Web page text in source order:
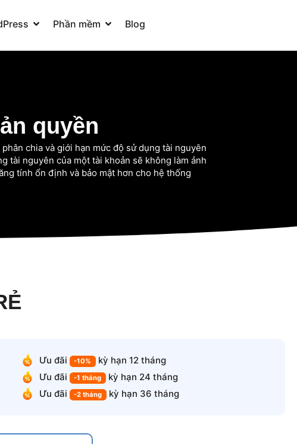
Open Hỗ trợ WordPress
Phần mềm Open Phần mềm
Blog
quyền
chia và giới hạn mức độ sử dụng tài nguyên
tài nguyên của một tài khoản sẽ không làm ảnh
tính ổn định và bảo mật hơn cho hệ thống
Ưu đãi -10%
kỳ hạn 12 tháng
Ưu đãi
-1 tháng kỳ hạn 24 tháng
Ưu đãi
-2 tháng kỳ hạn 36 tháng